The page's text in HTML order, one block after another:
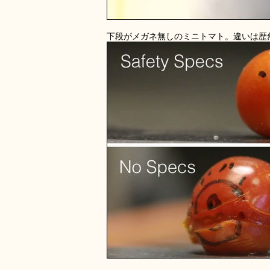
下段がメガネ無しのミニトマト。違いは歴